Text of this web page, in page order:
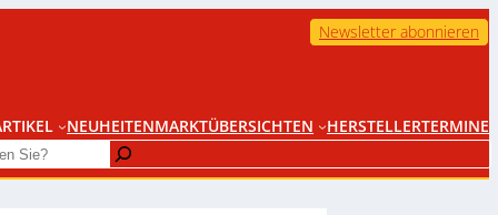
Newsletter abonnieren
NEUHEITENMARKTÜBERSICHTEN HERSTELLERTERMINE